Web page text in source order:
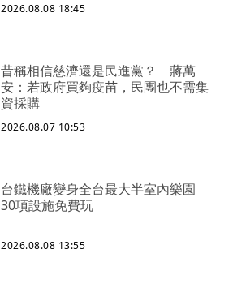
2026.08.08 18:45
昔稱相信慈濟還是民進黨？ 蔣萬
安：若政府買夠疫苗，民團也不需集
資採購
2026.08.07 10:53
台鐵機廠變身全台最大半室內樂園
30項設施免費玩
2026.08.08 13:55